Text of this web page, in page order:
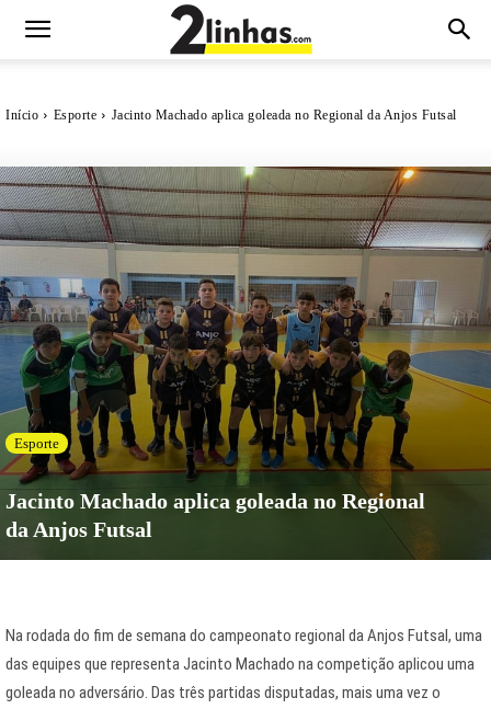
Início Esporte Jacinto Machado aplica goleada no Regional da Anjos Futsal
Esporte
Jacinto Machado aplica goleada no Regional
da Anjos Futsal
Na rodada do fim de semana do campeonato regional da Anjos Futsal, uma
das equipes que representa Jacinto Machado na competição aplicou uma
goleada no adversário. Das três partidas disputadas, mais uma vez o